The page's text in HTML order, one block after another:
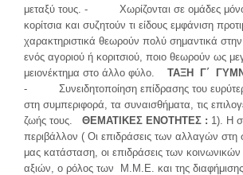
μεταξύ τους. - Χωρίζονται σε ομάδες μόνο
κορίτσια και συζητούν τι είδους εμφάνιση
χαρακτηριστικά θεωρούν πολύ σημαντικά
ενός αγοριού ή κοριτσιού, ποιο θεωρούν ως
μειονέκτημα στο άλλο φύλο.
ΤΑΞΗ Γ΄
- Συνειδητοποίηση επίδρασης του
στη συμπεριφορά, τα συναισθήματα, τις
ζωής τους. ΘΕΜΑΤΙΚΕΣ ΕΝΟΤΗΤΕΣ : 1). Η
περιβάλλον ( Οι επιδράσεις των αλλαγών στη
μας κατάσταση, οι επιδράσεις των κοινωνικών
αξιών, ο ρόλος των Μ.Μ.Ε. και της